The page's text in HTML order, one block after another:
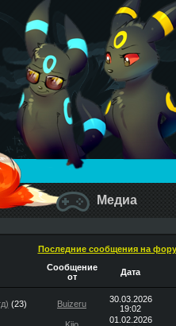
Медиа
Последние сообщения на
Сообщение
от
Дата
(23) Buizeru
30.03.2026
19:02
01.02.2026